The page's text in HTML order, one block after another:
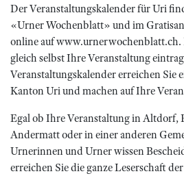
Der Veranstaltungskalender für Uri
«Urner Wochenblatt» und im
online auf www.urnerwochenblatt.ch.
gleich selbst Ihre Veranstaltung
Veranstaltungskalender erreichen Sie
Kanton Uri und machen auf Ihre
Egal ob Ihre Veranstaltung in Altdorf,
Andermatt oder in einer anderen
Urnerinnen und Urner wissen
erreichen Sie die ganze Leserschaft